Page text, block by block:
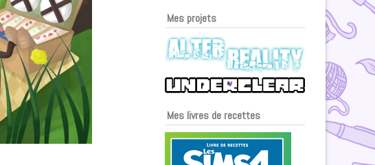
Mes projets
Mes livres de recettes